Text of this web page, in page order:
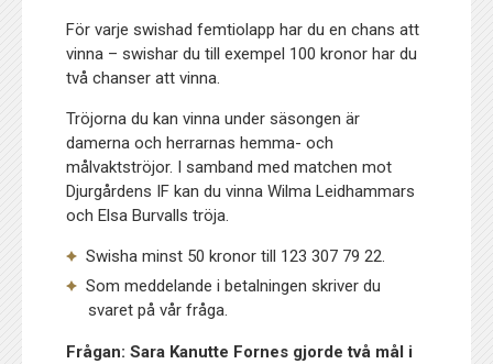
För varje swishad femtiolapp har du en chans att
vinna – swishar du till exempel 100 kronor har du
två chanser att vinna.
Tröjorna du kan vinna under säsongen är
damerna och herrarnas hemma- och
målvaktströjor. I samband med matchen mot
Djurgårdens IF kan du vinna Wilma Leidhammars
och Elsa Burvalls tröja.
Swisha minst 50 kronor till 123 307 79 22.
Som meddelande i betalningen skriver du
svaret på vår fråga.
Frågan: Sara Kanutte Fornes gjorde två mål i